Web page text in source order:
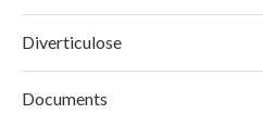
Diverticulose
Documents